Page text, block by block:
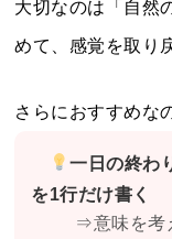
大切なのは「自然
めて、感覚を取り
さらにおすすめな
一日の終わ
を1行だけ書
⇒意味を考